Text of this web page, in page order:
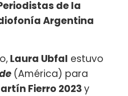
de la
Argentina
Laura Ubfal estuvo
(América) para
Fierro 2023y